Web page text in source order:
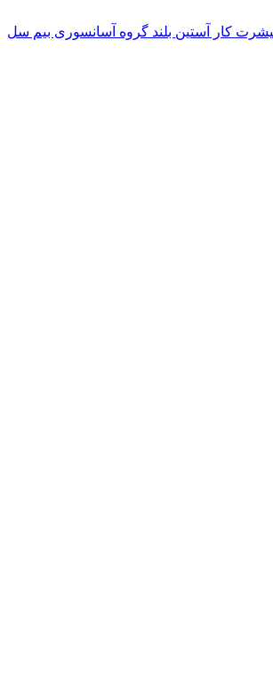
کار آستین بلند گروه آسانسوری بیم سل